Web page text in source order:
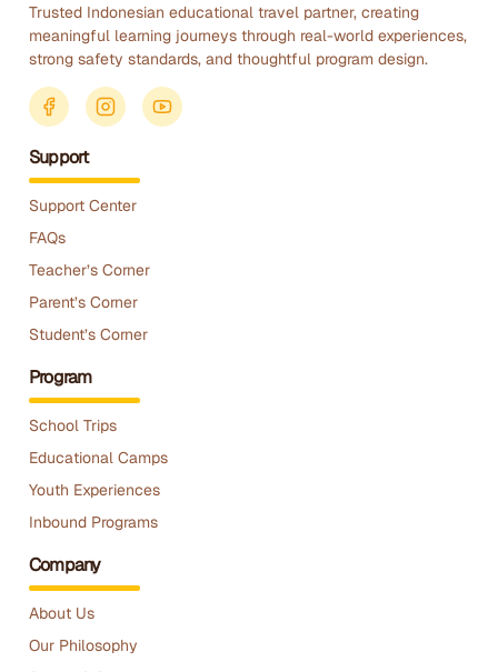
Trusted Indonesian educational travel partner, creating
meaningful learning journeys through real-world experiences,
strong safety standards, and thoughtful program design.
Support
Support Center
FAQs
Teacher’s Corner
Parent’s Corner
Student’s Corner
Program
School Trips
Educational Camps
Youth Experiences
Inbound Programs
Company
About Us
Our Philosophy